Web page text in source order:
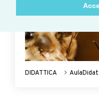
DIDATTICA